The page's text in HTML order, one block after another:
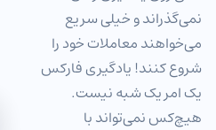
نمی‌گذراند و خیلی سریع
می‌خواهند معاملات خود را
شروع کنند! یادگیری فارکس
یک امر یک شبه نیست.
هیچ‌کس نمی‌تواند با